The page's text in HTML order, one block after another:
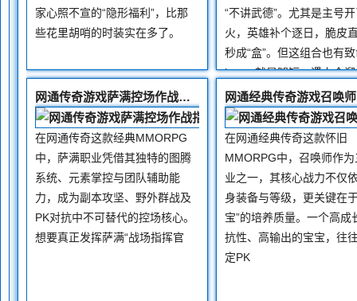
家心照不宣的“隐形福利”，比那
些花里胡哨的时装实在多了。
“不讲武德”。尤其是主号
火，英雄补个逐日，脆皮
秒成“盒”。但这组合也有
bug，就是腿短，遇上会
道，追得你键盘都拍冒烟
不到人衣角。而且耗药快
谱，背
网通传奇游戏萨满控场作战指南
在网通传奇这款经典MMORPG
中，萨满职业凭借其独特的图腾
系统、元素掌控与团队辅助能
力，成为副本攻坚、野外群战及
PK对抗中不可替代的控场核心。
想要真正发挥萨满“战场指挥官
在网通经典传奇这款怀旧
MMORPG中，召唤师作为
业之一，其核心战力不仅
身装备与等级，更关键在
宝”的培养质量。一个高成
抗性、高输出的宝宝，往
定PK